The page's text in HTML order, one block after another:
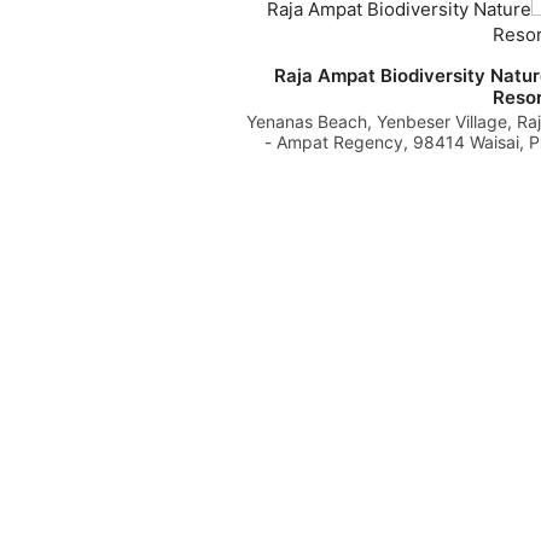
Raja Ampat Biodiversity
Yenanas Beach, Yenbeser Village,
Ampat Regency, 98414 Waisai, PB -